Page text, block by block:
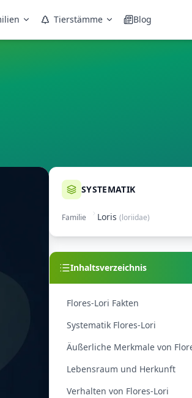
Tierstämme Blog
SYSTEMATIK
Familie Loris (loriidae)
Inhaltsverzeichnis
Flores-Lori Fakten
Systematik Flores-Lori
Äußerliche Merkmale von
Lebensraum und Herkunft
Verhalten von Flores-Lori